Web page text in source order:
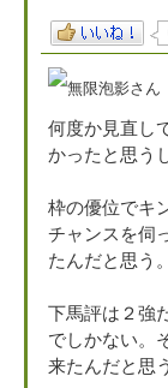
何度か見直し
かったと思う
枠の優位でキ
チャンスを伺
たんだと思う。
下馬評は２強
でしかない。
来たんだと思